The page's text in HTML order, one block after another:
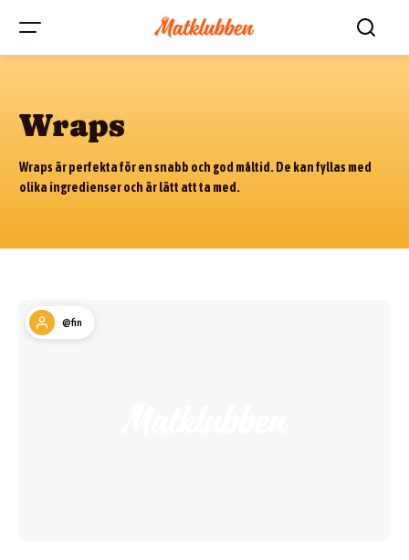
Wraps
Wraps är perfekta för en snabb och god måltid. De kan fyllas med
olika ingredienser och är lätt att ta med.
@fin